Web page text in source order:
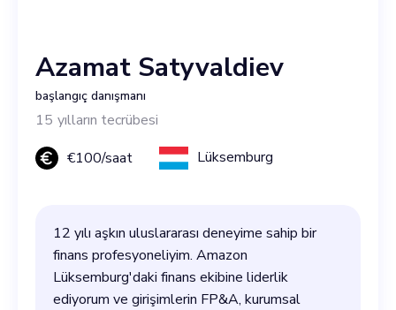
Azamat Satyvaldiev
başlangıç danışmanı
15 yılların tecrübesi
€100/saat Lüksemburg
12 yılı aşkın uluslararası deneyime sahip bir
finans profesyoneliyim. Amazon
Lüksemburg'daki finans ekibine liderlik
ediyorum ve girişimlerin FP&A, kurumsal